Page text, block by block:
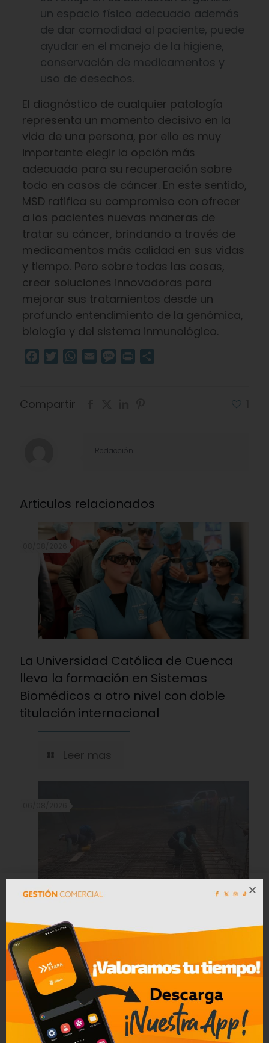
un espacio físico adecuado además
de dar comodidad al paciente, puede
ayudar en el manejo de la higiene,
conservación de medicamentos y
uso de desechos.
El diagnóstico de cualquier patología
representa un momento decisivo en la
vida de una persona, por ello es muy
importante elegir la opción más
adecuada para su recuperación sobre
todo en casos de cáncer. En este sentido,
MSD ratifica su compromiso con ofrecer
a los pacientes nuevas maneras de
tratar su cáncer, brindando a través de
medicamentos más calidad en sus vidas
y tiempo. Pero sobre todas las cosas,
crear soluciones innovadoras para
mejorar sus tratamientos desde un
profundo entendimiento de la genómica,
biología y del sistema inmunológico.
Facebook
TwitterWhatsApp
Email Message
Print
Compartir
Redacción
Articulos relacionados
La Universidad Católica de Cuenca
lleva la formación en Sistemas
Biomédicos a otro nivel con doble
titulación internacional
Leer mas
Más de 7 mil habitantes de Molleturo
se beneficiarán con la construcción
del puente sobre el río Sadracay
Leer mas